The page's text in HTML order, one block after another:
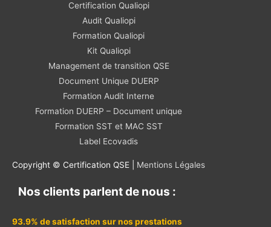
Certification Qualiopi
Audit Qualiopi
Formation Qualiopi
Kit Qualiopi
Management de transition QSE
Document Unique DUERP
Formation Audit Interne
Formation DUERP – Document unique
Formation SST et MAC SST
Label Ecovadis
Copyright © Certification QSE | Mentions Légales
Nos clients parlent de nous :
93.9% de satisfaction sur nos prestations